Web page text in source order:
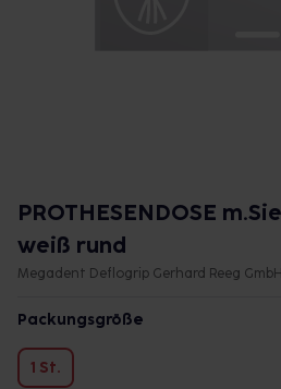
PROTHESENDOSE
weiß rund
Megadent Deflogrip Gerhard Reeg GmbH
Packungsgröße
1 St.